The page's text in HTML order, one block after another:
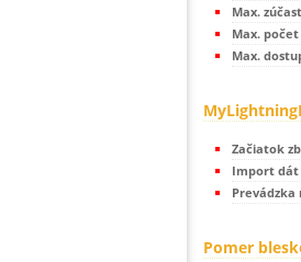
Max.
Max.
Max.
Začiatok
Import dát
Prevádzka
Pomer